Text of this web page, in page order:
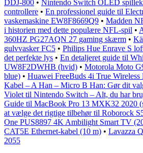
DDJ-800 • Nintendo Switch OLED
controllere • En professionel guide til
vaskemaskine EW8F8669Q9 • Madden
i historien med dette populære NFL-spil •
360HZ PG27AQN 27 gaming skærm •
gulvvasker FC5 • Philips Hue Enrave S
det perfekte lys • En detaljeret guide til
UW8F2DWHB (hvid) • Motorola Moto
blue) • Huawei FreeBuds 4i True Wireless
Kabel – A Han – Micro B Han: Gør dit
Violet til Nintendo Switch – Alt, du har
Guide til MacBook Pro 13 MXK32 2020
at vælge det rigtige tilbehør til Roborock
One PUS8897 4K Ambilight Smart TV
CAT5E Ethernet-kabel (10 m) • Lavazza
2055